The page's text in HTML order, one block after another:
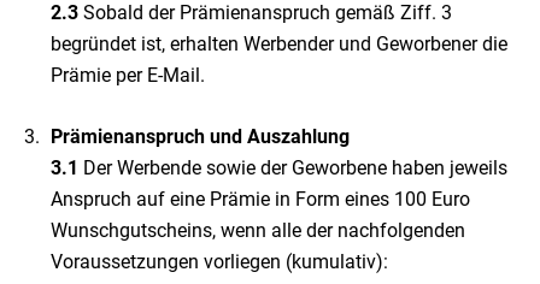
2.3 Sobald der Prämienanspruch gemäß Ziff. 3
begründet ist, erhalten Werbender und Geworbener die
Prämie per E-Mail.
Prämienanspruch und Auszahlung
3.1 Der Werbende sowie der Geworbene haben jeweils
Anspruch auf eine Prämie in Form eines 100 Euro
Wunschgutscheins, wenn alle der nachfolgenden
Voraussetzungen vorliegen (kumulativ):